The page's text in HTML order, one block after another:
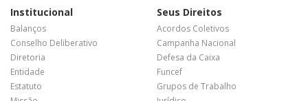
Institucional
Balanços
Conselho Deliberativo
Diretoria
Entidade
Estatuto
Seus Direitos
Acordos Coletivos
Campanha Nacional
Defesa da Caixa
Funcef
Grupos de Trabalho